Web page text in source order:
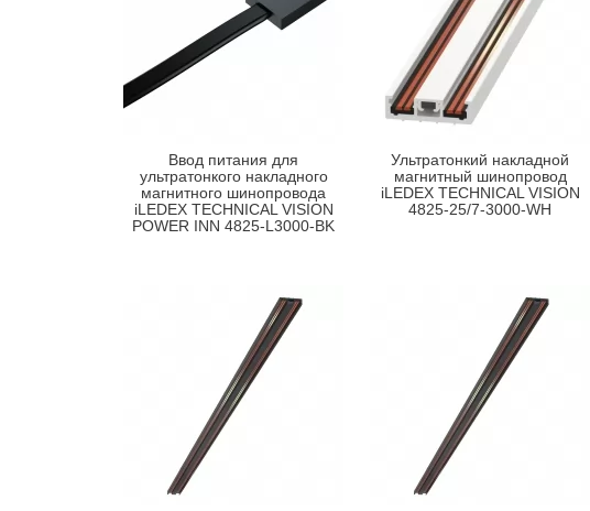
Ввод питания для
ультратонкого накладного
магнитного шинопровода
iLEDEX TECHNICAL VISION
POWER INN 4825-L3000-BK
Ультратонкий накладной
магнитный шинопровод
iLEDEX TECHNICAL VISION
4825-25/7-3000-WH